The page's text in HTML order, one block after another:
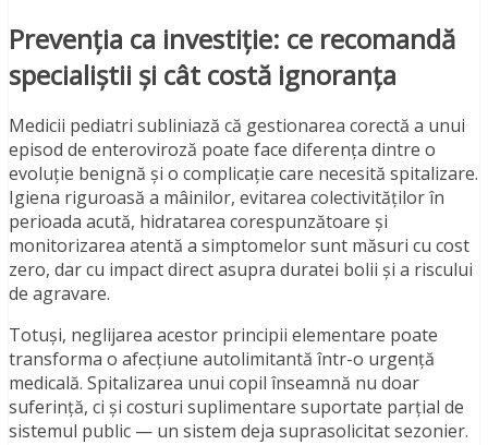
Prevenția ca investiție: ce recomandă
specialiștii și cât costă ignoranța
Medicii pediatri subliniază că gestionarea corectă a unui
episod de enteroviroză poate face diferența dintre o
evoluție benignă și o complicație care necesită spitalizare.
Igiena riguroasă a mâinilor, evitarea colectivităților în
perioada acută, hidratarea corespunzătoare și
monitorizarea atentă a simptomelor sunt măsuri cu cost
zero, dar cu impact direct asupra duratei bolii și a riscului
de agravare.
Totuși, neglijarea acestor principii elementare poate
transforma o afecțiune autolimitantă într-o urgență
medicală. Spitalizarea unui copil înseamnă nu doar
suferință, ci și costuri suplimentare suportate parțial de
sistemul public — un sistem deja suprasolicitat sezonier.